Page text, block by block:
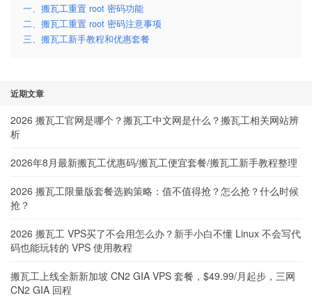
一、搬瓦工重置 root 密码功能
二、搬瓦工重置 root 密码注意事项
三、搬瓦工新手教程和优惠套餐
近期文章
2026 搬瓦工官网是哪个？搬瓦工中文网是什么？搬瓦工相关网站辨
析
2026年8月最新搬瓦工优惠码/搬瓦工便宜套餐/搬瓦工新手教程整理
2026 搬瓦工限量版套餐选购策略：值不值得抢？怎么抢？什么时候
抢？
2026 搬瓦工 VPS买了不会用怎么办？新手小白不懂 Linux 不会写代
码也能玩转的 VPS 使用教程
搬瓦工上线全新新加坡 CN2 GIA VPS 套餐，$49.99/月起步，三网
CN2 GIA 回程